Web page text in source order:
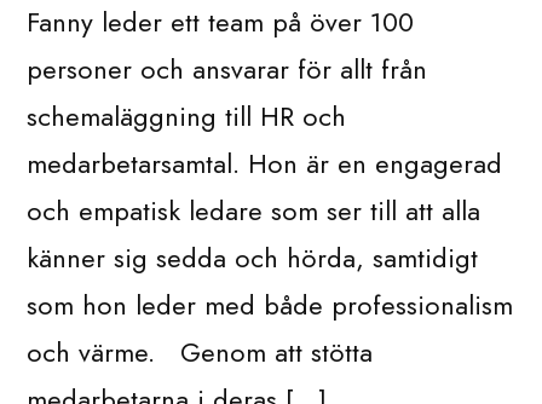
Fanny leder ett team på över 100
personer och ansvarar för allt från
schemaläggning till HR och
medarbetarsamtal. Hon är en engagerad
och empatisk ledare som ser till att alla
känner sig sedda och hörda, samtidigt
som hon leder med både professionalism
och värme. Genom att stötta